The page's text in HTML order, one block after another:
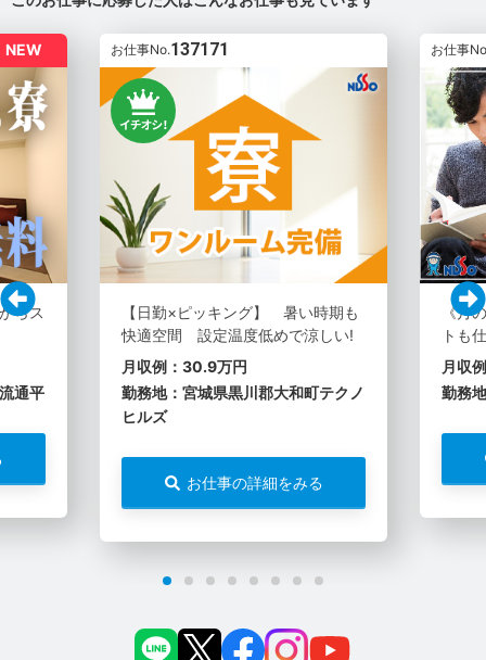
NEW
らス
通平
お仕事No.137171
【日勤×ピッキング】 暑い時期も
快適空間 設定温度低めで涼しい!
月収例：30.9万円
勤務地：宮城県黒川郡大和町テクノ
ヒルズ
お仕事の詳細をみる
お仕事
《月
トも
月収
勤務